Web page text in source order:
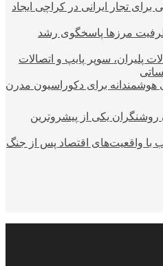
تجار ایرانی در کراچی ایجاد
ظرفیت مرزها پاسخگوی رشد
پلیران، سوپر پایپ و اتصالات
هوشمندانه برای دکوراسیون مدرن
روشنگران یکی از پیشروترین
با واقعیت‌های اقتصاد پس از جنگ